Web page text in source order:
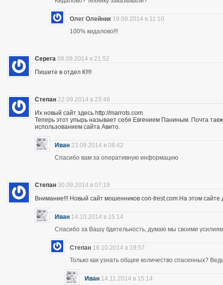
Олег Олейник 19.09.2014 в 11:10
100% кидалово!!!
Серега 08.09.2014 в 21:52
Пишите в отдел К!!!!
Степан 22.09.2014 в 23:48
Их новый сайт здесь http://marrots.com
Теперь этот упырь называет себя Евгением Паниным. Почта
использованием сайта Авито.
Иван 23.09.2014 в 08:42
Спасибо вам за оперативную информацию
Степан 30.09.2014 в 07:19
Внимание!!! Новый сайт мошенников con-trest.com На этом сайте
Иван 14.10.2014 в 15:14
Спасибо за Вашу бдительность, думаю мы своими
Степан 16.10.2014 в 19:57
Только как узнать общее количество спасенных?
Иван 14.11.2014 в 15:14